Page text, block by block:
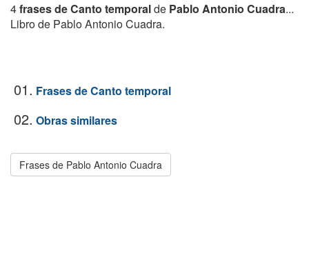
4frases de Canto temporalde Pablo Antonio Cuadra...
Libro de Pablo Antonio Cuadra.
01. Frases de Canto temporal
02. Obras similares
Frases de Pablo Antonio Cuadra